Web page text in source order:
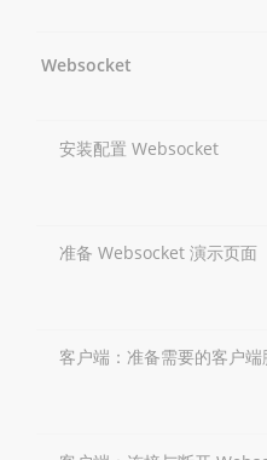
Websocket
安装配置 Websocket
准备 Websocket 演示页面
客户端：准备需要的客户端